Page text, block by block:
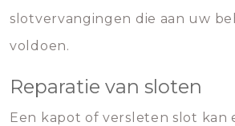
slotvervangingen die aan uw
voldoen.
Reparatie van sloten
Een kapot of versleten slot kan